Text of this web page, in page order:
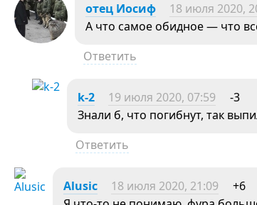
отец Иосиф 18 июля 2020,
А что самое обидное — что
Ответить
k-2 19 июля 2020, 07:59
-3
Знали б, что погибнут, так
Ответить
Alusic 18 июля 2020, 21:09
+6